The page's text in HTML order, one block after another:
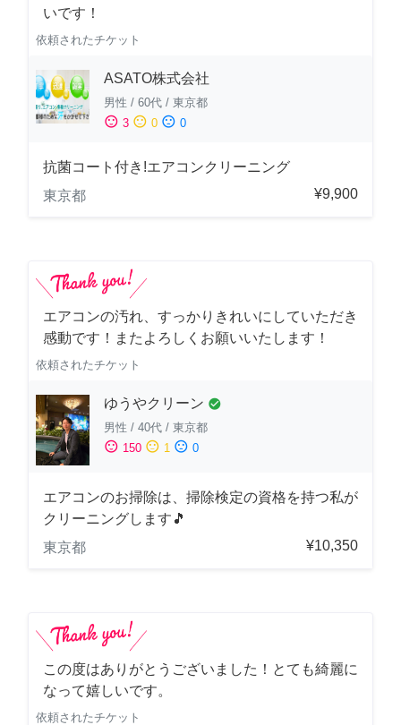
いです！
依頼されたチケット
ASATO株式会社
男性 / 60代 / 東京都
sentiment_satisfied 3 sentiment_neutral 0 sentiment_dissatisfied 0
抗菌コート付き!エアコンクリーニング
東京都
¥9,900
エアコンの汚れ、すっかりきれいにしていただき
感動です！またよろしくお願いいたします！
依頼されたチケット
ゆうやクリーン check_circle
男性 / 40代 / 東京都
sentiment_satisfied 150 sentiment_neutral 1 sentiment_dissatisfied 0
エアコンのお掃除は、掃除検定の資格を持つ私が
クリーニングします🎵
東京都
¥10,350
この度はありがとうございました！とても綺麗に
なって嬉しいです。
依頼されたチケット